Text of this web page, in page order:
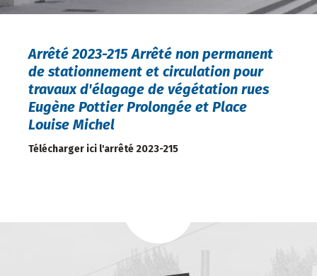
Arrêté 2023-215 Arrêté non permanent
de stationnement et circulation pour
travaux d'élagage de végétation rues
Eugène Pottier Prolongée et Place
Louise Michel
Télécharger ici l'arrêté 2023-215